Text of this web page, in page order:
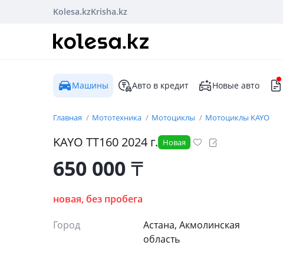
Kolesa.kzKrisha.kz
Машины Авто в кредит Новые авто
Главная Мототехника Мотоциклы Мотоциклы KAYO
KAYO TT160 2024 г. Новая
650 000₸
новая, без пробега
Город
Астана, Акмолинская
область